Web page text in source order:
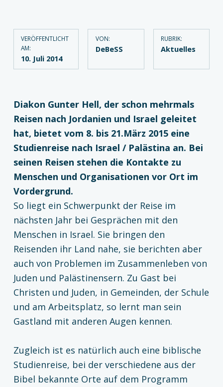
VERÖFFENTLICHT
AM:
10. Juli 2014
VON:
DeBeSS
RUBRIK:
Aktuelles
Diakon Gunter Hell, der schon mehrmals
Reisen nach Jordanien und Israel geleitet
hat, bietet vom 8. bis 21.März 2015 eine
Studienreise nach Israel / Palästina an. Bei
seinen Reisen stehen die Kontakte zu
Menschen und Organisationen vor Ort im
Vordergrund.
So liegt ein Schwerpunkt der Reise im
nächsten Jahr bei Gesprächen mit den
Menschen in Israel. Sie bringen den
Reisenden ihr Land nahe, sie berichten aber
auch von Problemen im Zusammenleben von
Juden und Palästinensern. Zu Gast bei
Christen und Juden, in Gemeinden, der Schule
und am Arbeitsplatz, so lernt man sein
Gastland mit anderen Augen kennen.
Zugleich ist es natürlich auch eine biblische
Studienreise, bei der verschiedene aus der
Bibel bekannte Orte auf dem Programm